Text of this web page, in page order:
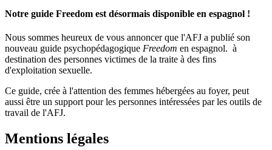
Notre guide Freedom est désormais disponible en espagnol !
Nous sommes heureux de vous annoncer que l'AFJ a publié son
nouveau guide psychopédagogique Freedom en espagnol. à
destination des personnes victimes de la traite à des fins
d'exploitation sexuelle.
Ce guide, crée à l'attention des femmes hébergées au foyer, peut
aussi être un support pour les personnes intéressées par les outils de
travail de l'AFJ.
Mentions légales